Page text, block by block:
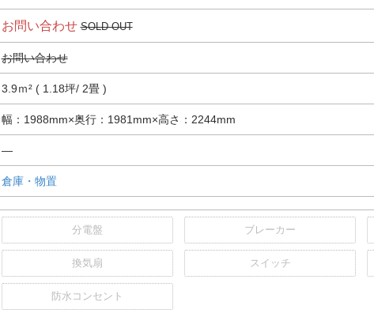
お問い合わせSOLD OUT
お問い合わせ
3.9ｍ² ( 1.18坪 2畳 )
幅：1988mm×奥行：1981mm×高さ：2244mm
―
倉庫・物置
分電盤 ブレーカー
換気扇 スイッチ
防水コンセント